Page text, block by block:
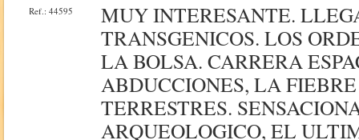
Ref.: 44595
MUY INTERESANTE.
TRANSGENICOS. LOS
LA BOLSA. CARRERA
ABDUCCIONES, LA
TERRESTRES.
ARQUEOLOGICO, EL